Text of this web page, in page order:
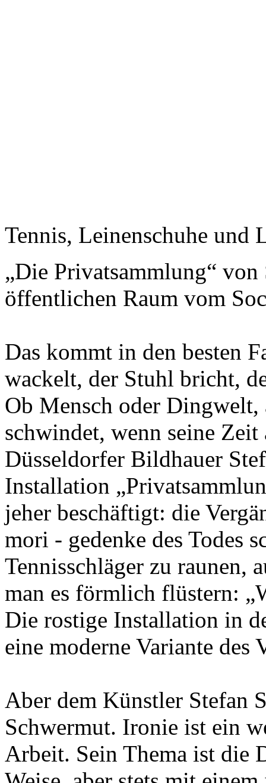
Tennis, Leinenschuhe und
„Die Privatsammlung“
öffentlichen Raum vom
Das kommt in den besten
wackelt, der Stuhl bricht,
Ob Mensch oder
schwindet, wenn seine
Düsseldorfer Bildhauer
Installation
jeher beschäftigt: die
mori - gedenke des Todes
Tennisschläger zu raunen,
man es förmlich flüstern:
Die rostige Installation in
eine moderne Variante des
Aber dem Künstler Stefan
Schwermut. Ironie ist ein
Arbeit. Sein Thema ist die